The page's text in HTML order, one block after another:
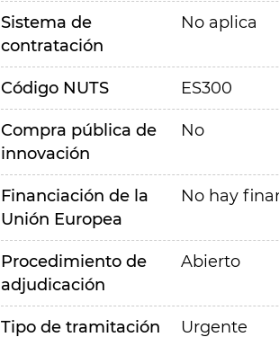
Sistema de
contratación
No aplica
Código NUTS ES300
Compra pública de
innovación
No
Financiación de la
Unión Europea
No hay
Procedimiento de
adjudicación
Abierto
Tipo de tramitación Urgente